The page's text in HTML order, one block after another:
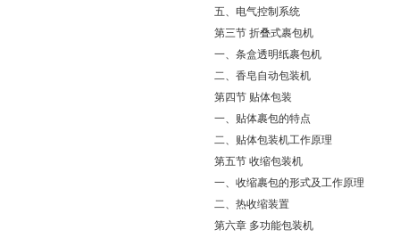
五、电气控制系统
第三节 折叠式裹包机
一、条盒透明纸裹包机
二、香皂自动包装机
第四节 贴体包装
一、贴体裹包的特点
二、贴体包装机工作原理
第五节 收缩包装机
一、收缩裹包的形式及工作原理
二、热收缩装置
第六章 多功能包装机